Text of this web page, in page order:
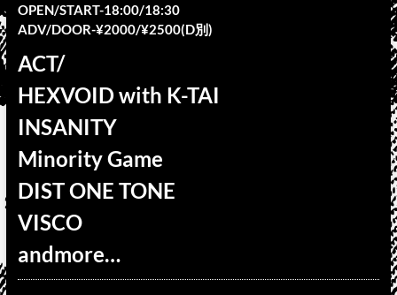
OPEN/START-18:00/18:30
ADV/DOOR-¥2000/¥2500(D別)
ACT/
HEXVOID with K-TAI
INSANITY
Minority Game
DIST ONE TONE
VISCO
andmore…